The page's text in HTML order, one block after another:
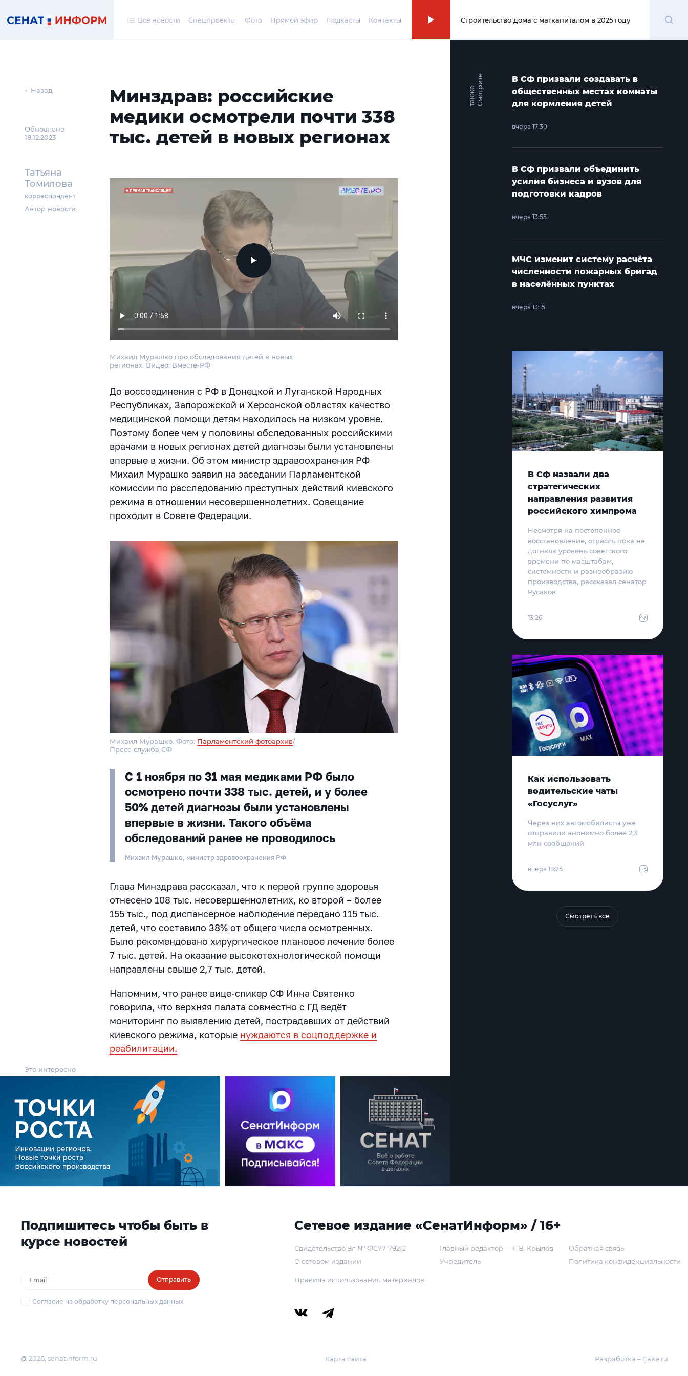
Все новости Спецпроекты Фото Прямой эфир Подкасты Контакты 00:00
Строительство дома с маткапиталом в 2025 году
← Назад
Обновлено
18.12.2023
Татьяна
Томилова
корреспондент
Автор новости
Минздрав: российские
медики осмотрели почти 338
тыс. детей в новых регионах
Михаил Мурашко про обследования детей в новых
регионах. Видео: Вместе-РФ
До воссоединения с РФ в Донецкой и Луганской Народных
Республиках, Запорожской и Херсонской областях качество
медицинской помощи детям находилось на низком уровне.
Поэтому более чем у половины обследованных российскими
врачами в новых регионах детей диагнозы были установлены
впервые в жизни. Об этом министр здравоохранения РФ
Михаил Мурашко заявил на заседании Парламентской
комиссии по расследованию преступных действий киевского
режима в отношении несовершеннолетних. Совещание
проходит в Совете Федерации.
Михаил Мурашко. Фото: Парламентский фотоархив/
Пресс-служба СФ
С 1 ноября по 31 мая медиками РФ было
осмотрено почти 338 тыс. детей, и у более
50% детей диагнозы были установлены
впервые в жизни. Такого объёма
обследований ранее не проводилось
Михаил Мурашко, министр здравоохранения РФ
Глава Минздрава рассказал, что к первой группе здоровья
отнесено 108 тыс. несовершеннолетних, ко второй – более
155 тыс., под диспансерное наблюдение передано 115 тыс.
детей, что составило 38% от общего числа осмотренных.
Было рекомендовано хирургическое плановое лечение более
7 тыс. детей. На оказание высокотехнологической помощи
направлены свыше 2,7 тыс. детей.
Напомним, что ранее вице-спикер СФ Инна Святенко
говорила, что верхняя палата совместно с ГД ведёт
мониторинг по выявлению детей, пострадавших от действий
киевского режима, которые нуждаются в соцподдержке и
реабилитации.
Это интересно
С
м
о
т
р и
т
е
т
а
к
ж
е
В СФ призвали создавать в
общественных местах комнаты
для кормления детей
вчера 17:30
В СФ призвали объединить
усилия бизнеса и вузов для
подготовки кадров
вчера 13:55
МЧС изменит систему расчёта
численности пожарных бригад
в населённых пунктах
вчера 13:15
В СФ назвали два
стратегических
направления развития
российского химпрома
Несмотря на постепенное
восстановление, отрасль пока не
догнала уровень советского
времени по масштабам,
системности и разнообразию
производства, рассказал сенатор
Русаков
13:26
Как использовать
водительские чаты
«Госуслуг»
Через них автомобилисты уже
отправили анонимно более 2,3
млн сообщений
вчера 19:25
Смотреть все
Подпишитесь чтобы быть в
курсе новостей
Отправить
Согласие на обработку персональных данных
Сетевое издание «СенатИнформ» / 16+
Свидетельство Эл № ФС77-79212
О сетевом издании
Главный редактор — Г. В. Крылов
Учредитель
Обратная связь
Политика конфиденциальности
Правила использования материалов
@ 2026, senatinform.ru Карта сайта Разработка – Cake.ru